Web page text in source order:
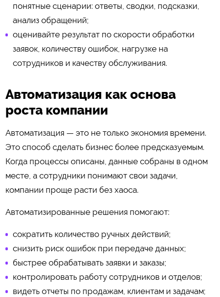
понятные сценарии: ответы, сводки, подсказки,
анализ обращений;
оценивайте результат по скорости обработки
заявок, количеству ошибок, нагрузке на
сотрудников и качеству обслуживания.
Автоматизация как основа
роста компании
Автоматизация — это не только экономия времени.
Это способ сделать бизнес более предсказуемым.
Когда процессы описаны, данные собраны в одном
месте, а сотрудники понимают свои задачи,
компании проще расти без хаоса.
Автоматизированные решения помогают:
сократить количество ручных действий;
снизить риск ошибок при передаче данных;
быстрее обрабатывать заявки и заказы;
контролировать работу сотрудников и отделов;
видеть отчеты по продажам, клиентам и задачам;